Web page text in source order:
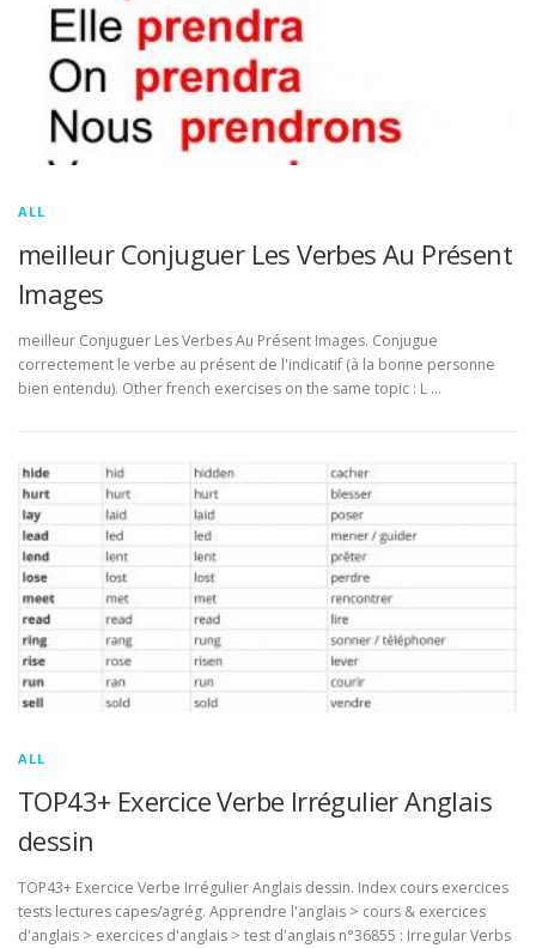
ALL
meilleur Conjuguer Les Verbes Au Présent
Images
meilleur Conjuguer Les Verbes Au Présent Images. Conjugue
correctement le verbe au présent de l'indicatif (à la bonne personne
bien entendu). Other french exercises on the same topic : L …
ALL
TOP43+ Exercice Verbe Irrégulier Anglais
dessin
TOP43+ Exercice Verbe Irrégulier Anglais dessin. Index cours exercices
tests lectures capes/agrég. Apprendre l'anglais > cours & exercices
d'anglais > exercices d'anglais > test d'anglais n°36855 : Irregular Verbs